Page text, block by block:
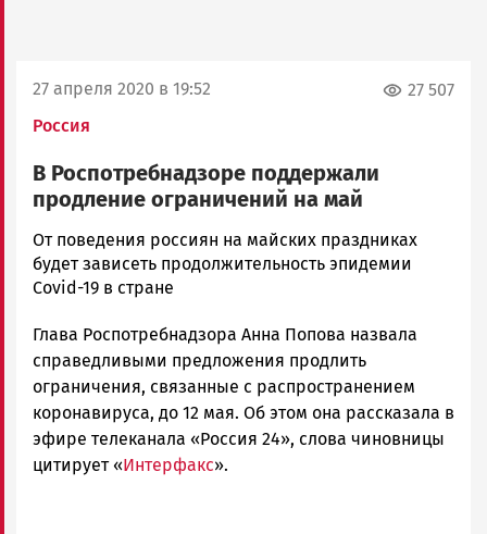
27 апреля 2020 в 19:52
Россия
27 507
В Роспотребнадзоре поддержали
продление ограничений на май
Корректор
Новости
Петрозаводска
Карелии
|
Петрозаводск
ГОВОРИТ
От поведения россиян на майских праздниках
будет зависеть продолжительность эпидемии
Covid-19 в стране
Глава Роспотребнадзора Анна Попова назвала
справедливыми предложения продлить
ограничения, связанные с распространением
коронавируса, до 12 мая. Об этом она рассказала в
эфире телеканала «Россия 24», слова чиновницы
цитирует «Интерфакс».